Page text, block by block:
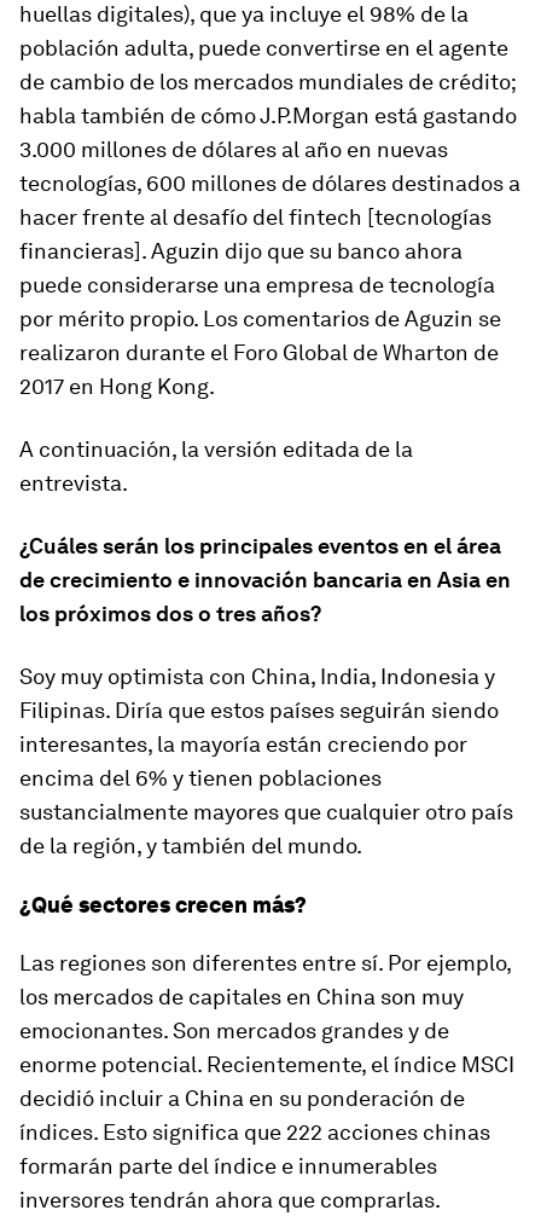
huellas digitales), que ya incluye el 98% de la
población adulta, puede convertirse en el agente
de cambio de los mercados mundiales de crédito;
habla también de cómo J.P.Morgan está gastando
3.000 millones de dólares al año en nuevas
tecnologías, 600 millones de dólares destinados a
hacer frente al desafío del fintech [tecnologías
financieras]. Aguzin dijo que su banco ahora
puede considerarse una empresa de tecnología
por mérito propio. Los comentarios de Aguzin se
realizaron durante el Foro Global de Wharton de
2017 en Hong Kong.
A continuación, la versión editada de la
entrevista.
¿Cuáles serán los principales eventos en el área
de crecimiento e innovación bancaria en Asia en
los próximos dos o tres años?
Soy muy optimista con China, India, Indonesia y
Filipinas. Diría que estos países seguirán siendo
interesantes, la mayoría están creciendo por
encima del 6% y tienen poblaciones
sustancialmente mayores que cualquier otro país
de la región, y también del mundo.
¿Qué sectores crecen más?
Las regiones son diferentes entre sí. Por ejemplo,
los mercados de capitales en China son muy
emocionantes. Son mercados grandes y de
enorme potencial. Recientemente, el índice MSCI
decidió incluir a China en su ponderación de
índices. Esto significa que 222 acciones chinas
formarán parte del índice e innumerables
inversores tendrán ahora que comprarlas.